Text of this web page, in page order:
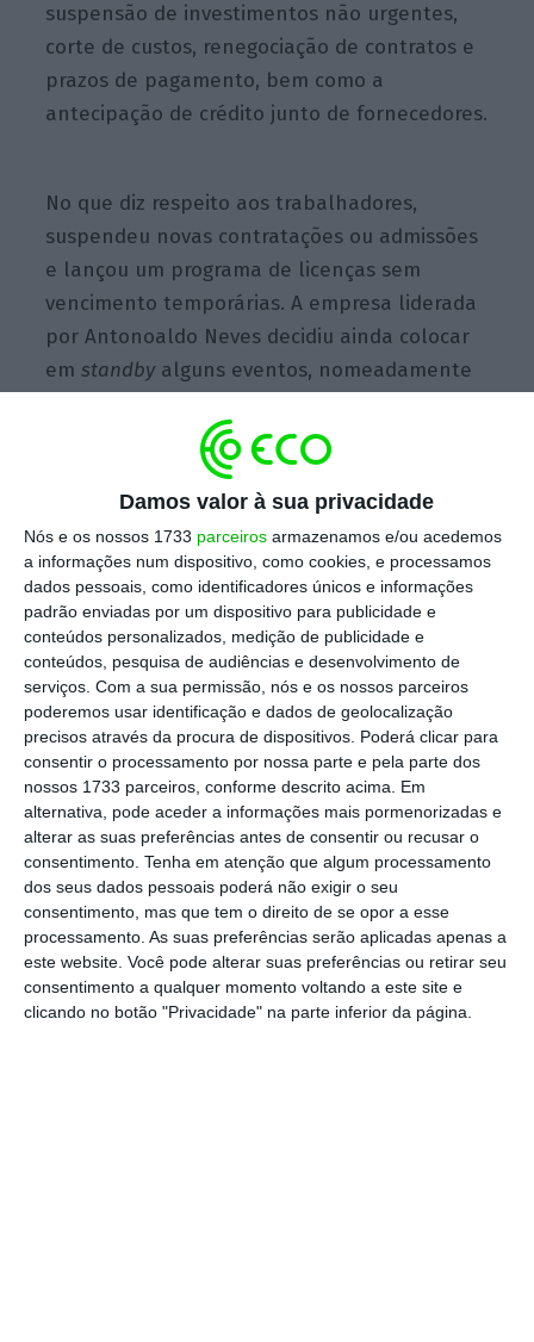
Damos valor à sua privacidade
Nós e os nossos 1733 parceiros armazenamos e/ou acedemos
a informações num dispositivo, como cookies, e processamos
dados pessoais, como identificadores únicos e informações
padrão enviadas por um dispositivo para publicidade e
conteúdos personalizados, medição de publicidade e
conteúdos, pesquisa de audiências e desenvolvimento de
serviços. Com a sua permissão, nós e os nossos parceiros
poderemos usar identificação e dados de geolocalização
precisos através da procura de dispositivos. Poderá clicar para
consentir o processamento por nossa parte e pela parte dos
nossos 1733 parceiros, conforme descrito acima. Em
alternativa, pode aceder a informações mais pormenorizadas e
alterar as suas preferências antes de consentir ou recusar o
consentimento. Tenha em atenção que algum processamento
dos seus dados pessoais poderá não exigir o seu
consentimento, mas que tem o direito de se opor a esse
processamento. As suas preferências serão aplicadas apenas a
este website. Você pode alterar suas preferências ou retirar seu
consentimento a qualquer momento voltando a este site e
clicando no botão "Privacidade" na parte inferior da página.
suspensão de investimentos não urgentes,
corte de custos, renegociação de contratos e
prazos de pagamento, bem como a
antecipação de crédito junto de fornecedores.
No que diz respeito aos trabalhadores,
suspendeu novas contratações ou admissões
e lançou um programa de licenças sem
vencimento temporárias. A empresa liderada
por Antonoaldo Neves decidiu ainda colocar
emstandbyalguns eventos, nomeadamente
A TAP não é, no entanto, caso único. Várias
companhias europeias e não só anunciaram
cancelamento de voos, em especial para
regiões mais afetadas como é o caso da China
ou, na Europa, de Itália. Isto numa altura em
que a Associação Internacional de
Transportes Aéreas (IATA, na sigla em inglês)
aponta umaperda entre 63 mil milhões e 113
mil milhões de dólares em receitas globais da
indústria devido ao coronavírus. Só na Europa,
a quebra estimada é de 9% ou 6,6 mil milhões
de dólares .
Ásia é o mercado mais afetado.
Europa poderá perder 6,6 mil
milhões